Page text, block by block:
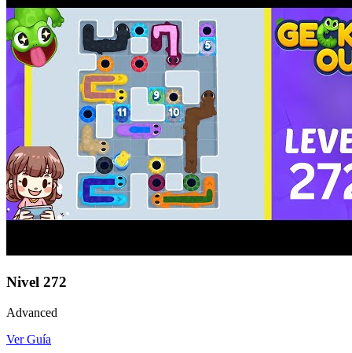
Nivel 272
Advanced
Ver Guía